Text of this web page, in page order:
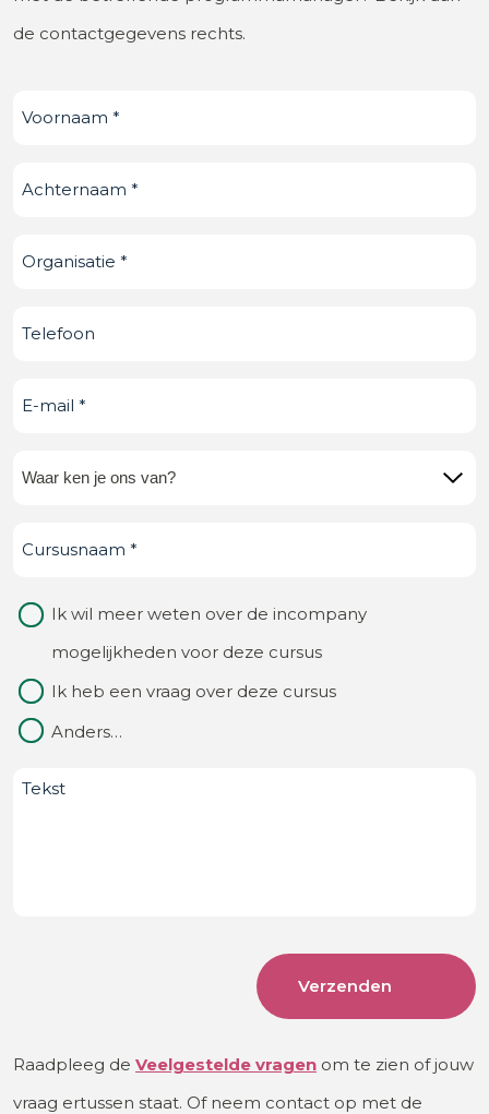
de contactgegevens rechts.
Voornaam (Vereist)
Achternaam (Vereist)
Organisatie(Vereist)
Telefoonnummer
E-
Waar
je
van?
(Vereist)
Cursusnaam (Vereist)
Waarom
contact
Ik wil meer weten over de incompany
mogelijkheden voor deze cursus
Ik heb een vraag over deze cursus
Anders…
Bericht
Raadpleeg de Veelgestelde vragen om te zien of jouw
vraag ertussen staat. Of neem contact op met de